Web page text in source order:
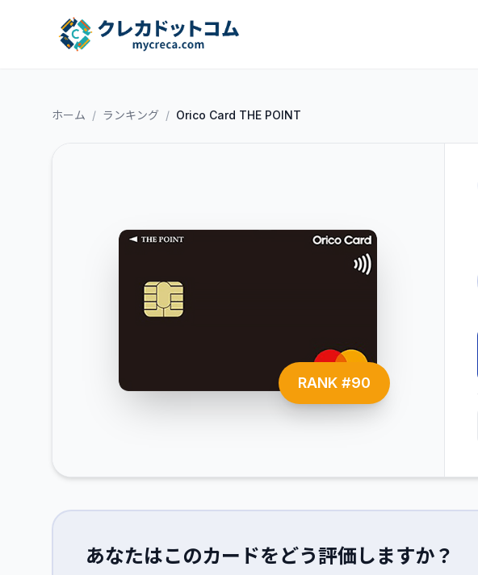
ホーム / ランキング / Orico Card THE POINT
RANK #90
あなたはこのカードをどう評価しますか？